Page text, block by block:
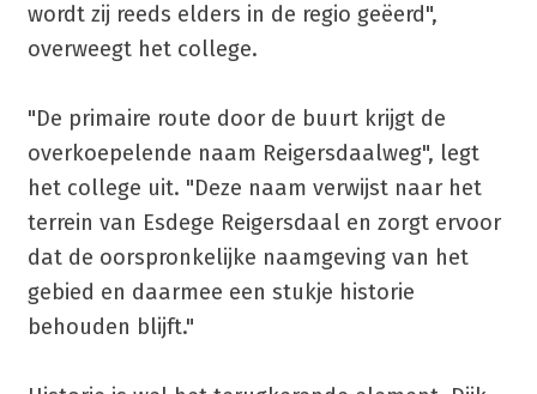
wordt zij reeds elders in de regio geëerd",
overweegt het college.
"De primaire route door de buurt krijgt de
overkoepelende naam Reigersdaalweg", legt
het college uit. "Deze naam verwijst naar het
terrein van Esdege Reigersdaal en zorgt ervoor
dat de oorspronkelijke naamgeving van het
gebied en daarmee een stukje historie
behouden blijft."